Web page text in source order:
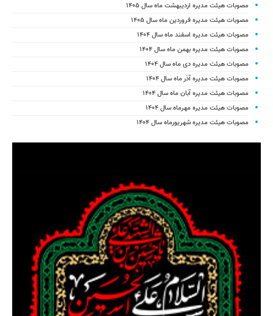
مصوبات هیئت مدیره اردیبهشت ماه سال ۱۴۰۵
مصوبات هیئت مدیره فروردین ماه سال ۱۴۰۵
مصوبات هیئت مدیره اسفند ماه سال ۱۴۰۴
مصوبات هیئت مدیره بهمن ماه سال ۱۴۰۴
مصوبات هیئت مدیره دی ماه سال ۱۴۰۴
مصوبات هیئت مدیره آذر ماه سال ۱۴۰۴
مصوبات هیئت مدیره آبان ماه سال ۱۴۰۴
مصوبات هیئت مدیره مهرماه سال ۱۴۰۴
مصوبات هیئت مدیره شهریورماه سال ۱۴۰۴